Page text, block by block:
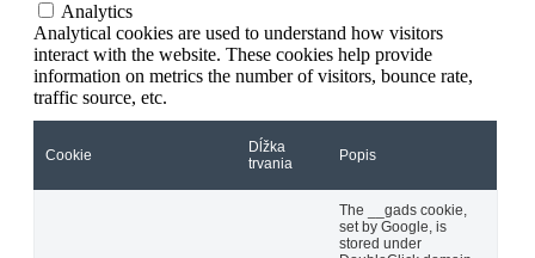
Analytics
Analytical cookies are used to understand how visitors
interact with the website. These cookies help provide
information on metrics the number of visitors, bounce rate,
traffic source, etc.
Cookie
Dĺžka
trvania
Popis
The __gads cookie,
set by Google, is
stored under